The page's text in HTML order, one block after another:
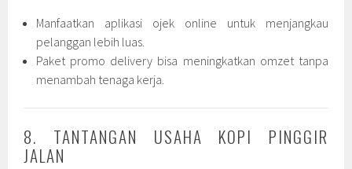
Manfaatkan aplikasi ojek online untuk menjangkau
pelanggan lebih luas.
Paket promo delivery bisa meningkatkan omzet tanpa
menambah tenaga kerja.
8. TANTANGAN USAHA KOPI PINGGIR
JALAN